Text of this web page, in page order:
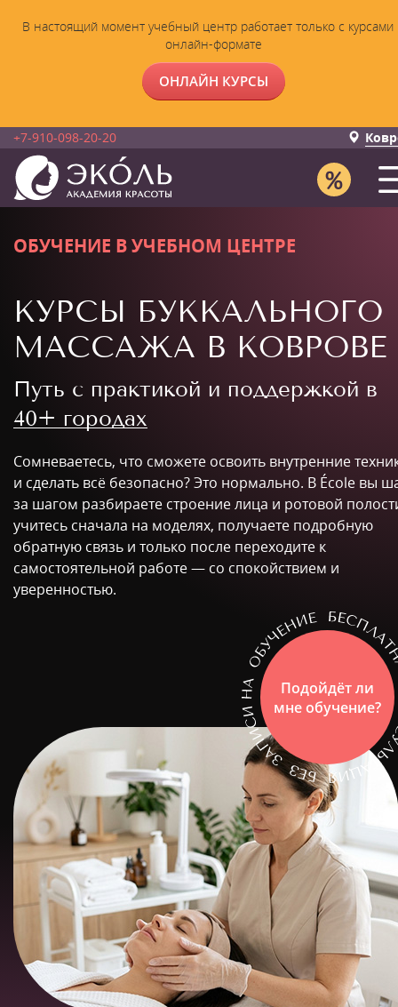
В настоящий момент учебный центр работает только с курсами
онлайн-формате
ОНЛАЙН КУРСЫ
+7-910-098-20-20
ОБУЧЕНИЕ В УЧЕБНОМ ЦЕНТРЕ
КУРСЫ БУККАЛЬНОГО
МАССАЖА В КОВРОВЕ
Путь с практикой и поддержкой в
40+ городах
Сомневаетесь, что сможете освоить внутренние
и сделать всё безопасно? Это нормально. В École вы
за шагом разбираете строение лица и ротовой
учитесь сначала на моделях, получаете подробную
обратную связь и только после переходите к
самостоятельной работе — со спокойствием и
уверенностью.
Подойдёт ли
мне обучение?